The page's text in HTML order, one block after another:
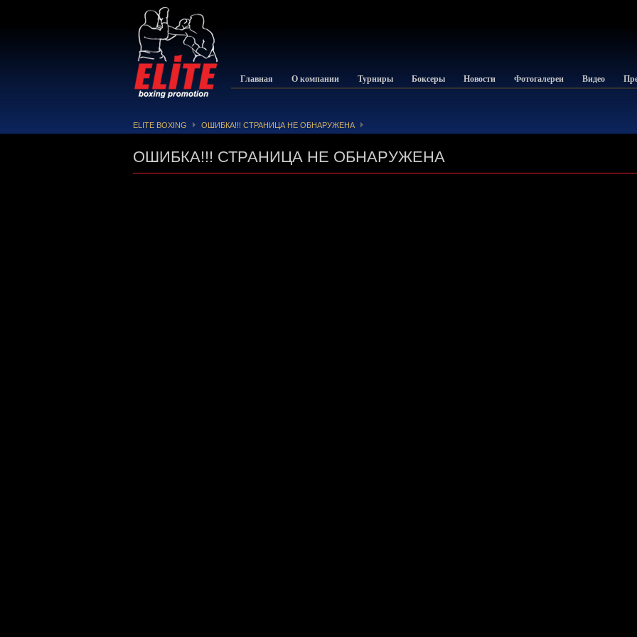
Главная О компании Турниры Боксеры Новости Фотогалереи Видео
ELITE BOXING ОШИБКА!!! СТРАНИЦА НЕ ОБНАРУЖЕНА
ОШИБКА!!! СТРАНИЦА НЕ ОБНАРУЖЕНА